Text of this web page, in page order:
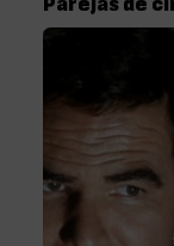
Parejas de